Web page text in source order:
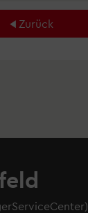
Zurück